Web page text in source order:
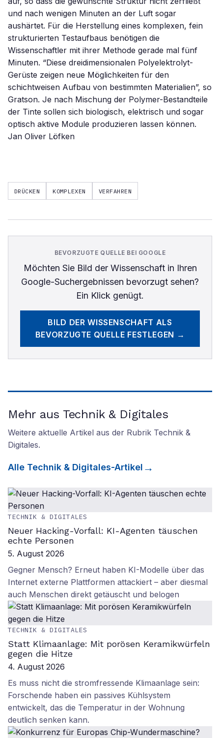
und nach wenigen Minuten an der Luft sogar
aushärtet. Für die Herstellung eines komplexen, fein
strukturierten Testaufbaus benötigen die
Wissenschaftler mit ihrer Methode gerade mal fünf
Minuten. “Diese dreidimensionalen Polyelektrolyt-
Gerüste zeigen neue Möglichkeiten für den
schichtweisen Aufbau von bestimmten Materialien”, so
Gratson. Je nach Mischung der Polymer-Bestandteile
der Tinte sollen sich biologisch, elektrisch und sogar
optisch aktive Module produzieren lassen können.
Jan Oliver Löfken
DRÜCKEN KOMPLEXEN VERFAHREN
BEVORZUGTE QUELLE BEI GOOGLE
Möchten Sie Bild der Wissenschaftin Ihren
Google-Suchergebnissen bevorzugt sehen?
Ein Klick genügt.
BILD DER WISSENSCHAFT ALS
BEVORZUGTE QUELLE FESTLEGEN →
Mehr aus Technik & Digitales
Weitere aktuelle Artikel aus der Rubrik Technik &
Digitales.
Alle Technik & Digitales-Artikel
TECHNIK & DIGITALES
Neuer Hacking-Vorfall: KI-Agenten täuschen
echte Personen
5. August 2026
Gegner Mensch? Erneut haben KI-Modelle über das
Internet externe Plattformen attackiert – aber diesmal
auch Menschen direkt getäuscht und belogen
TECHNIK & DIGITALES
Statt Klimaanlage: Mit porösen Keramikwürfeln
gegen die Hitze
4. August 2026
Es muss nicht die stromfressende Klimaanlage sein:
Forschende haben ein passives Kühlsystem
entwickelt, das die Temperatur in der Wohnung
deutlich senken kann.